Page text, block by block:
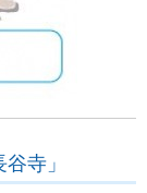
寺」